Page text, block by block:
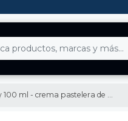
ml - crema pastelera de mora